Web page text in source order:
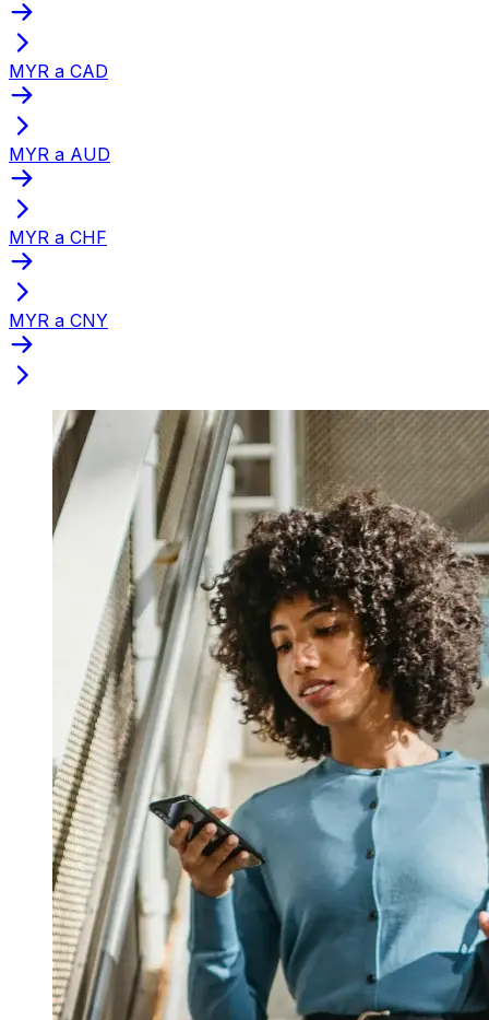
MYR a CAD
MYR a AUD
MYR a CHF
MYR a CNY